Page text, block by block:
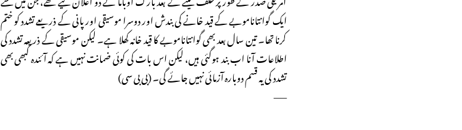
ایک گوانتاناموبے کے قید خانے کی بندش اور دوسرا موسیقی اور پانی کے ذریعے تشدد کو ختم
کرنا تھا۔ تین سال بعد بھی گوانتاناموبے کا قید خانہ کھلا ہے۔ لیکن موسیقی کے ذریعہ تشدد کی
اطلاعات آنا اب بند ہوگئی ہیں، لیکن اس بات کی کوئی ضمانت نہیں ہے کہ آئندہ کبھی بھی
تشدد کی یہ قسم دوبارہ آزمائی نہیں جائے گی۔ (بی بی سی)
——